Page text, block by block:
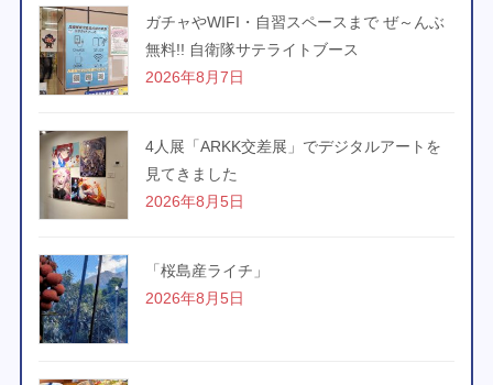
ガチャやWIFI・自習スペースまで ぜ～んぶ
無料!! 自衛隊サテライトブース
2026年8月7日
4人展「ARKK交差展」でデジタルアートを
見てきました
2026年8月5日
「桜島産ライチ」
2026年8月5日